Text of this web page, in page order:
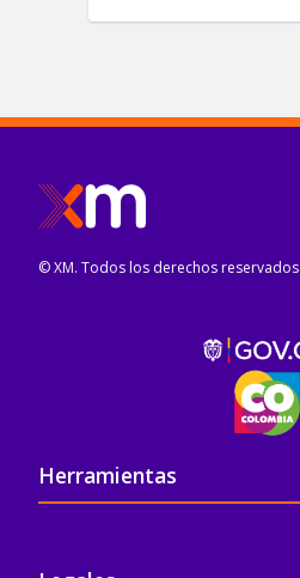
© XM. Todos los derechos reservados
Pie de página
Herramientas